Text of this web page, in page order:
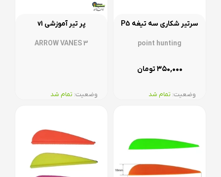
سرتیر شکاری سه تیغه P5
point hunting
۳۵۰,۰۰۰ تومان
وضعیت:‌ تمام شد
پر تیر آموزشی v1
ARROW VANES 3
وضعیت:‌ تمام شد